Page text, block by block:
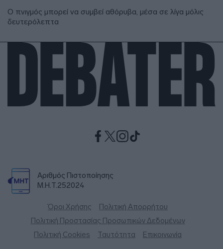
Ο πνιγμός μπορεί να συμβεί αθόρυβα, μέσα σε λίγα μόλις
δευτερόλεπτα
Αριθμός Πιστοποίησης
Μ.Η.Τ.252024
Όροι Χρήσης
Πολιτική Απορρήτου
Πολιτική Προστασίας Προσωπικών Δεδομένων
Πολιτική Cookies
Ταυτότητα Επικοινωνία